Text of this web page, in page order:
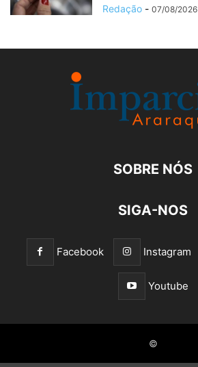
Redação - 07/08/2026
SOBRE NÓS
SIGA-NOS
Facebook Instagram
Youtube
©